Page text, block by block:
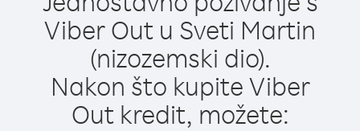
Viber Out u Sveti Martin
(nizozemski dio).
Nakon što kupite Viber
Out kredit, možete: